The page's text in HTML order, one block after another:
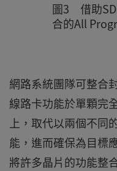
圖3 借助
合的All
網路系統團隊可整合
線路卡功能於單顆完
上，取代以兩個不同
能，進而確保為目標
將許多晶片的功能整